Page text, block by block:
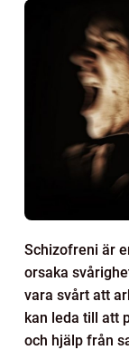
Schizofreni är
orsaka
vara svårt att
kan leda till att
och hjälp från